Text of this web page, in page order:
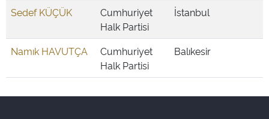
Sedef KÜÇÜK
Cumhuriyet
Halk Partisi
İstanbul
Namık HAVUTÇA
Cumhuriyet
Halk Partisi
Balıkesir